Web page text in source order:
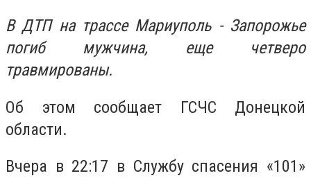
В ДТП на трассе Мариуполь - Запорожье
погиб мужчина, еще четверо
травмированы.
Об этом сообщает ГСЧС Донецкой
области.
Вчера в 22:17 в Службу спасения «101»